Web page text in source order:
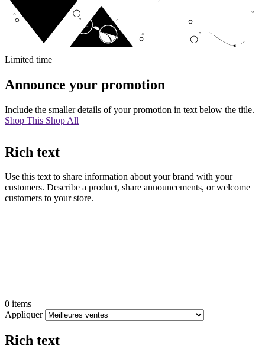
Limited time
Announce your promotion
Include the smaller details of your promotion in text below the title.
Shop This Shop All
Rich text
Use this text to share information about your brand with your
customers. Describe a product, share announcements, or welcome
customers to your store.
0 items
Appliquer
Rich text